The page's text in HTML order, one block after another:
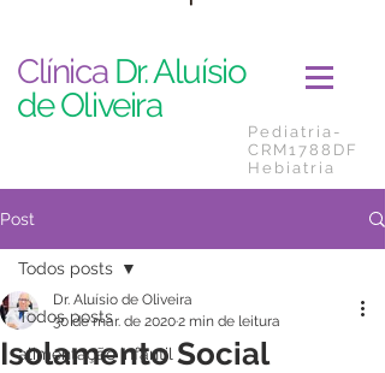
Clínica Dr. Aluísio
de Oliveira
Pediatria-
CRM1788DF
Hebiatria
Post
Todos posts
alimentação infantil
Todos posts
Isolamento Social
Dr. Aluísio de Oliveira
30 de mar. de 20202 min de leitura